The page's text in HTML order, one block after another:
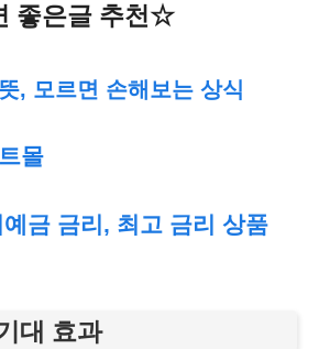
좋은글 추천☆
, 모르면 손해보는 상식
몰
금 금리, 최고 금리 상품
대 효과